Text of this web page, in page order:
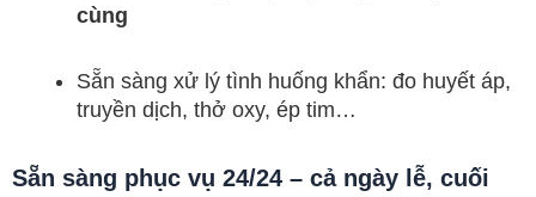
cùng
Sẵn sàng xử lý tình huống khẩn: đo huyết áp,
truyền dịch, thở oxy, ép tim…
Sẵn sàng phục vụ 24/24 – cả ngày lễ, cuối